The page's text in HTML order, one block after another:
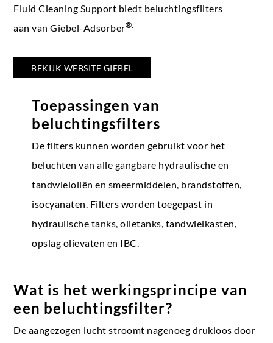
Fluid Cleaning Support biedt beluchtingsfilters
aan van Giebel-Adsorber®.
BEKIJK WEBSITE GIEBEL
Toepassingen van
beluchtingsfilters
De filters kunnen worden gebruikt voor het
beluchten van alle gangbare hydraulische en
tandwieloliën en smeermiddelen, brandstoffen,
isocyanaten. Filters worden toegepast in
hydraulische tanks, olietanks, tandwielkasten,
opslag olievaten en IBC.
Wat is het werkingsprincipe van
een beluchtingsfilter?
De aangezogen lucht stroomt nagenoeg drukloos door